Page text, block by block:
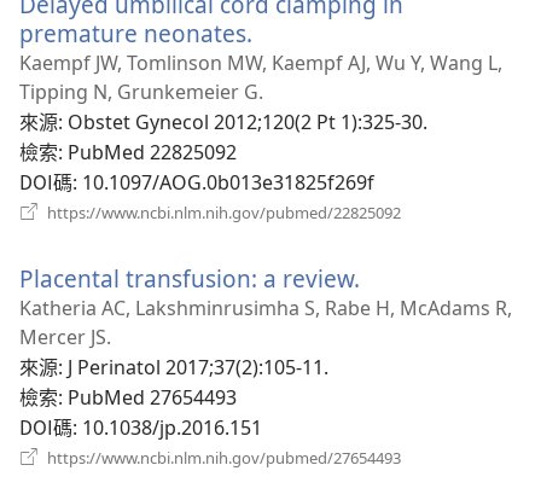
premature neonates.
啟
新
視
Kaempf JW, Tomlinson MW, Kaempf AJ, Wu Y, Wang L,
Tipping N, Grunkemeier G.
來源‎: Obstet Gynecol 2012;120(2 Pt 1):325-30.
檢索‎: PubMed 22825092
DOI碼‎: 10.1097/AOG.0b013e31825f269f
https://www.ncbi.nlm.nih.gov/pubmed/22825092
窗）
Placental transfusion: a review.
啟
Katheria AC, Lakshminrusimha S, Rabe H, McAdams R,
Mercer JS.
來源‎: J Perinatol 2017;37(2):105-11.
檢索‎: PubMed 27654493
DOI碼‎: 10.1038/jp.2016.151
https://www.ncbi.nlm.nih.gov/pubmed/27654493